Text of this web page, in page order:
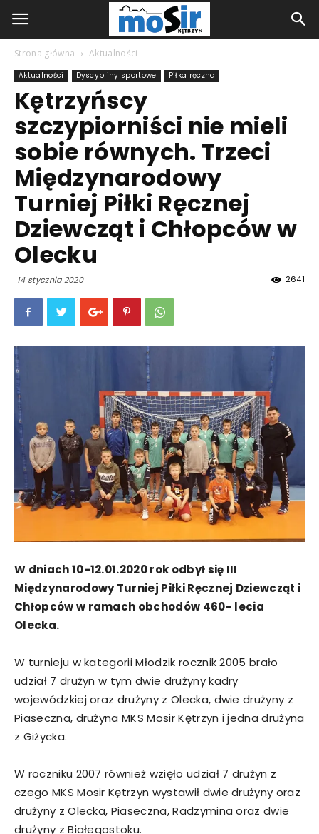
Strona główna Aktualności
Aktualności Dyscypliny sportowe Piłka ręczna
Kętrzyńscy
szczypiorniści nie mieli
sobie równych. Trzeci
Międzynarodowy
Turniej Piłki Ręcznej
Dziewcząt i Chłopców w
Olecku
14 stycznia 2020 2641
W dniach 10-12.01.2020 rok odbył się III
Międzynarodowy Turniej Piłki Ręcznej Dziewcząt i
Chłopców w ramach obchodów 460- lecia
Olecka.
W turnieju w kategorii Młodzik rocznik 2005 brało
udział 7 drużyn w tym dwie drużyny kadry
wojewódzkiej oraz drużyny z Olecka, dwie drużyny z
Piaseczna, drużyna MKS Mosir Kętrzyn i jedna drużyna
z Giżycka.
W roczniku 2007 również wzięło udział 7 drużyn z
czego MKS Mosir Kętrzyn wystawił dwie drużyny oraz
drużyny z Olecka, Piaseczna, Radzymina oraz dwie
drużyny z Białegostoku.